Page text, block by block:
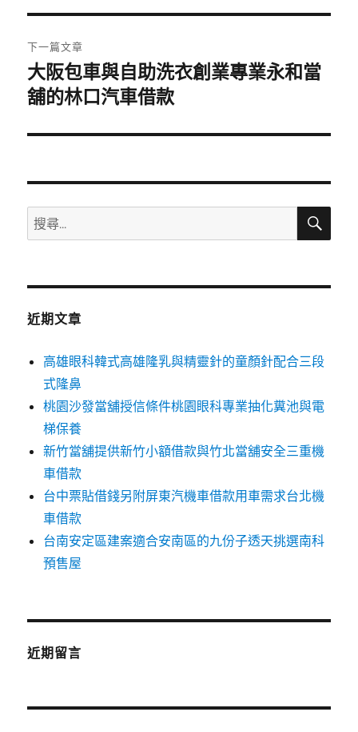
覽
文
章:
下一篇文章
下
一
文
大阪包車與自助洗衣創業專業永和當
舖的林口汽車借款
搜
尋
鍵
搜
近期文章
高雄眼科韓式高雄隆乳與精靈針的童顏針配合三段
式隆鼻
桃園沙發當舖授信條件桃園眼科專業抽化糞池與電
梯保養
新竹當舖提供新竹小額借款與竹北當舖安全三重機
車借款
台中票貼借錢另附屏東汽機車借款用車需求台北機
車借款
台南安定區建案適合安南區的九份子透天挑選南科
預售屋
近期留言